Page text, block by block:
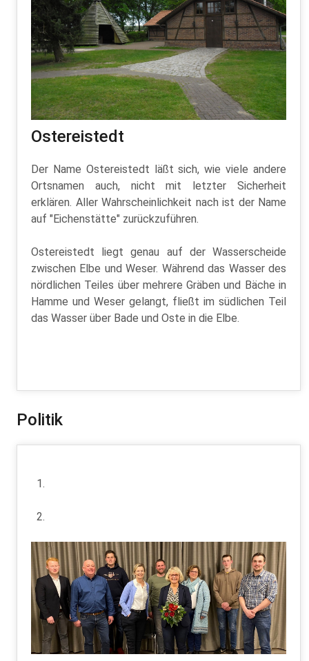
Ostereistedt
Der Name Ostereistedt läßt sich, wie viele andere
Ortsnamen auch, nicht mit letzter Sicherheit
erklären. Aller Wahrscheinlichkeit nach ist der Name
auf "Eichenstätte" zurückzuführen.
Ostereistedt liegt genau auf der Wasserscheide
zwischen Elbe und Weser. Während das Wasser des
nördlichen Teiles über mehrere Gräben und Bäche in
Hamme und Weser gelangt, fließt im südlichen Teil
das Wasser über Bade und Oste in die Elbe.
Politik